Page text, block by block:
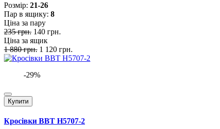
Розмiр: 21-26
Пар в ящику: 8
Ціна за пару
235 грн. 140 грн.
Ціна за ящик
1 880 грн. 1 120 грн.
-29%
Купити
Кросівки BBT H5707-2